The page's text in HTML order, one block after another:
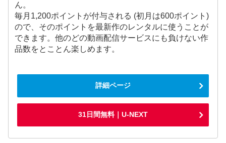
ん。
毎月1,200ポイントが付与される (初月は600ポイント)
ので、そのポイントを最新作のレンタルに使うことが
できます。他のどの動画配信サービスにも負けない作
品数をとことん楽しめます。
詳細ページ
31日間無料｜U-NEXT